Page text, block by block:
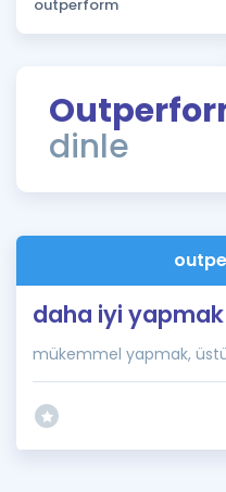
Puan Hesaplama
ÖSYM Sınav Takvimi
Kampanyalar
İngilizce Gramer
dinle
daha iyi yapmak
mükemmel yapmak,